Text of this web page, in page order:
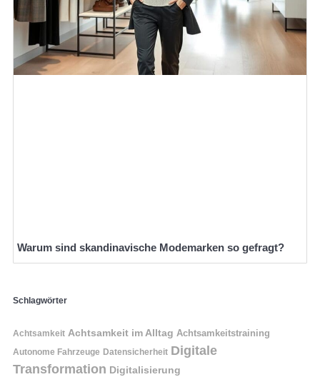
Warum sind skandinavische Modemarken so gefragt?
Schlagwörter
Achtsamkeit Achtsamkeit im Alltag Achtsamkeitstraining
Autonome Fahrzeuge Datensicherheit Digitale
Transformation Digitalisierung